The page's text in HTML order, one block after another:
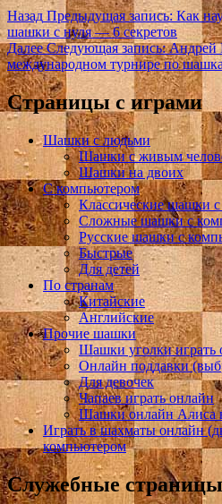
Назад Предыдущая запись: Как
шашки с нуля — 6 секретов
Далее Следующая запись: Андрей
международном турнире по
Страницы с играми
Шашки с людьми
Шашки с живым
Шашки на двоих
С компьютером
Классические шашки
Сложные шашки с
Русские шашки с
Быстрые
Для детей
По странам
Китайские
Английские
Прочие шашки
Шашки уголки играть
Онлайн поддавки
Для девочек
Чапаев играть онлайн
Шашки онлайн Алиса
Играть в шахматы онлайн
компьютером
Служебные страницы